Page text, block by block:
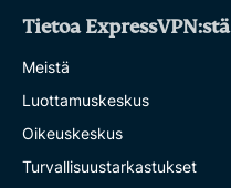
Tietoa ExpressVPN:stä
Meistä
Luottamuskeskus
Oikeuskeskus
Turvallisuustarkastukset